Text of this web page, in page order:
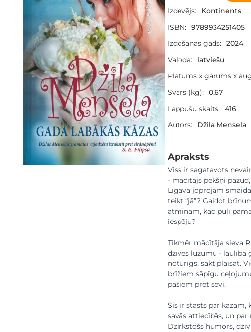
Izdevējs:
Kontinents
ISBN:
9789934251405
Izdošanas gads:
2024
Valoda:
latviešu
Platums x garums x
Svars (kg):
0.67
Lappušu skaits:
416
Autors:
Džila Mensela
Apraksts
Viss ir sagatavots
- mācītājs pēkšņi
Līgava joprojām
teikt “jā”? Gaidot
atmiņām, kad pūlī
iespēju?
Tikmēr mācītāja sieva
dzīves lūzumu - laulība
noturīgs, sākt plaisāt.
brīžiem sāpīgu
pašiem pret sevi.
Šis ir stāsts par kāzām,
savās attiecībās, un
Dzirkstošs humors,